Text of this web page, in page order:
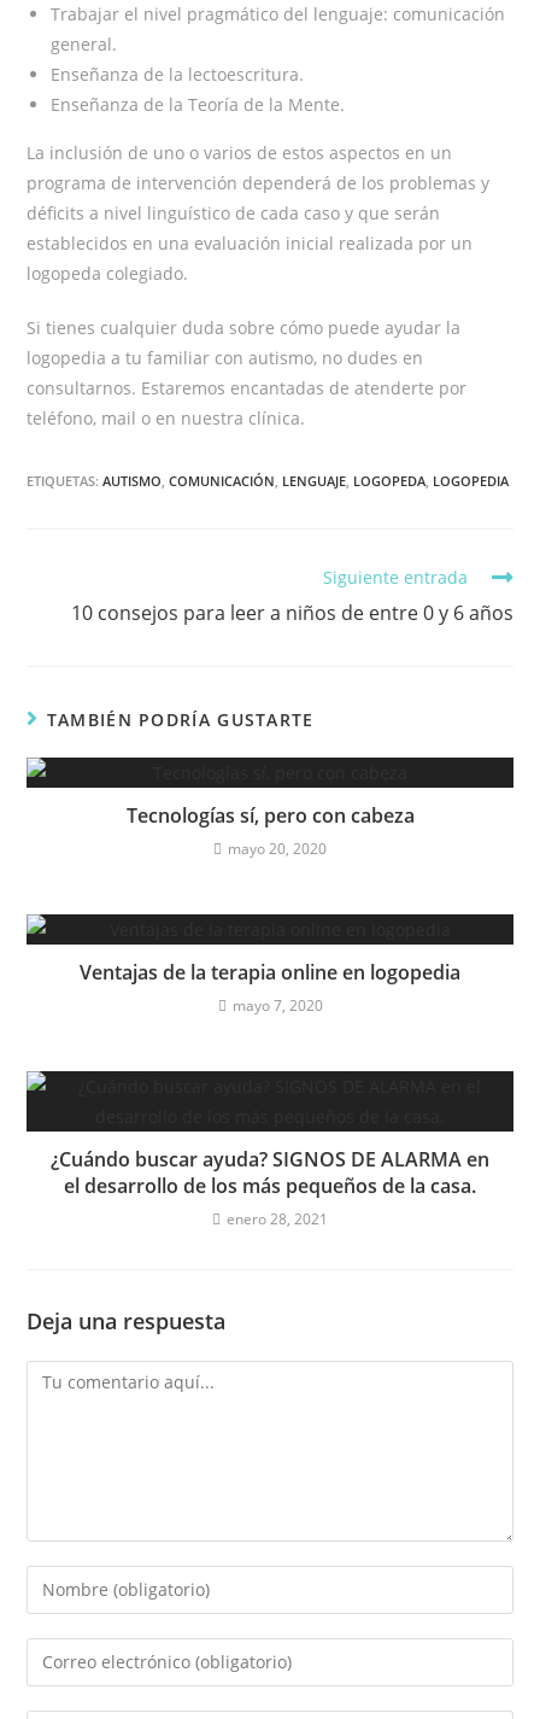
Trabajar el nivel pragmático del lenguaje: comunicación
general.
Enseñanza de la lectoescritura.
Enseñanza de la Teoría de la Mente.
La inclusión de uno o varios de estos aspectos en un
programa de intervención dependerá de los problemas y
déficits a nivel linguístico de cada caso y que serán
establecidos en una evaluación inicial realizada por un
logopeda colegiado.
Si tienes cualquier duda sobre cómo puede ayudar la
logopedia a tu familiar con autismo, no dudes en
consultarnos. Estaremos encantadas de atenderte por
teléfono, mail o en nuestra clínica.
ETIQUETAS:AUTISMO COMUNICACIÓN LENGUAJE LOGOPEDA LOGOPEDIA
artículos
Siguiente entrada
10 consejos para leer a niños de entre 0 y 6 años
TAMBIÉN PODRÍA GUSTARTE
Tecnologías sí, pero con cabeza
mayo 20, 2020
Ventajas de la terapia online en logopedia
mayo 7, 2020
¿Cuándo buscar ayuda? SIGNOS DE ALARMA en
el desarrollo de los más pequeños de la casa.
enero 28, 2021
Deja una respuesta
Comentario
Introduce
tu
nombre
Introduce
tu
dirección